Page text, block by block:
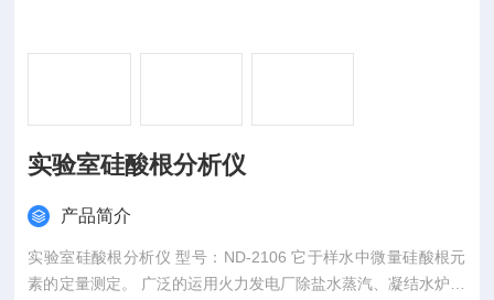
实验室硅酸根分析仪
产品简介
实验室硅酸根分析仪 型号：ND-2106 它于样水中微量硅酸根元
素的定量测定。 广泛的运用火力发电厂除盐水蒸汽、凝结水炉水